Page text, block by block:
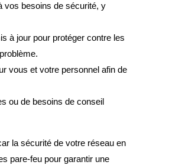
vos besoins de sécurité, y
à jour pour protéger contre les
vous et votre personnel afin de
ou de besoins de conseil
la sécurité de votre réseau en
pare-feu pour garantir une